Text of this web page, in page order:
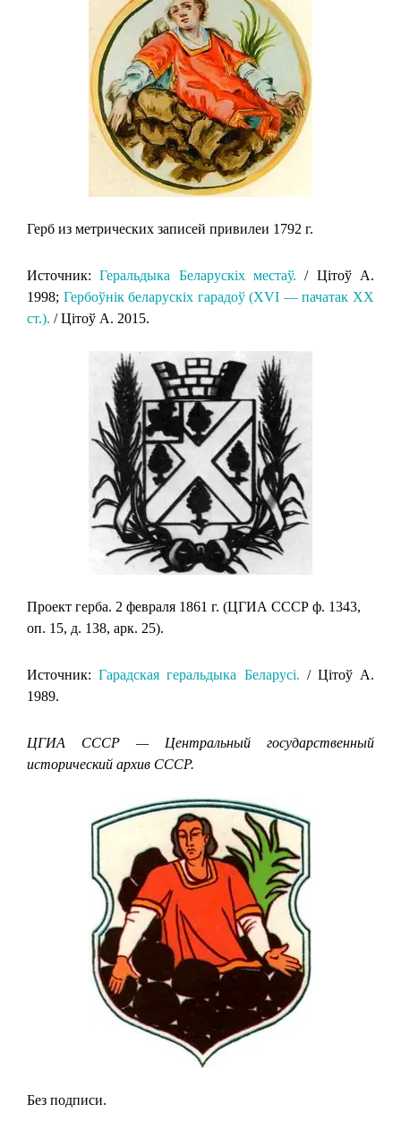
Герб из метрических записей привилеи 1792 г.
Источник:Геральдыка Беларускіх местаў. / Цітоў А.
1998; Гербоўнік беларускіх гарадоў (XVI — пачатак XX
ст.). / Цітоў А. 2015.
Проект герба. 2 февраля 1861 г. (ЦГИА СССР ф. 1343,
оп. 15, д. 138, арк. 25).
Источник:Гарадская геральдыка Беларусi. / Цiтоў А.
1989.
ЦГИА СССР — Центральный государственный
исторический архив СССР.
Без подписи.